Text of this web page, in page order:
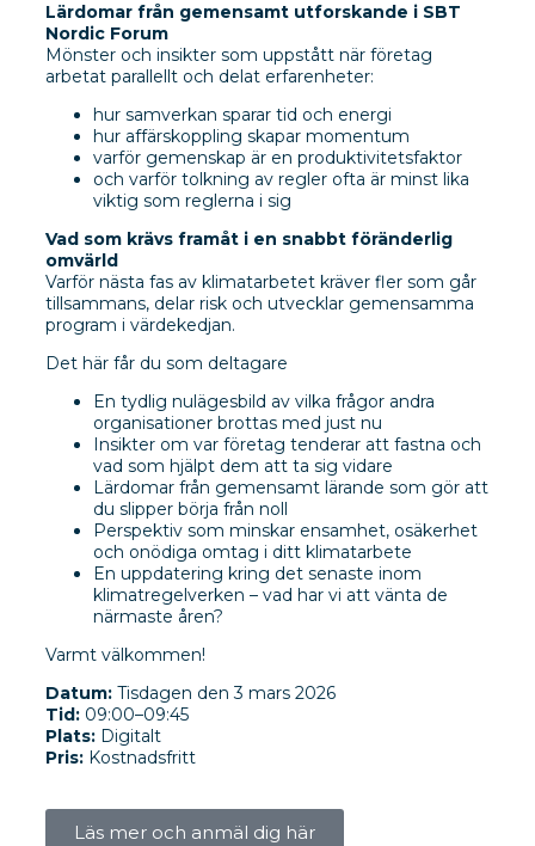
Lärdomar från gemensamt utforskande i SBT
Nordic Forum
Mönster och insikter som uppstått när företag
arbetat parallellt och delat erfarenheter:
hur samverkan sparar tid och energi
hur affärskoppling skapar momentum
varför gemenskap är en produktivitetsfaktor
och varför tolkning av regler ofta är minst lika
viktig som reglerna i sig
Vad som krävs framåt i en snabbt föränderlig
omvärld
Varför nästa fas av klimatarbetet kräver fler som går
tillsammans, delar risk och utvecklar gemensamma
program i värdekedjan.
Det här får du som deltagare
En tydlig nulägesbild av vilka frågor andra
organisationer brottas med just nu
Insikter om var företag tenderar att fastna och
vad som hjälpt dem att ta sig vidare
Lärdomar från gemensamt lärande som gör att
du slipper börja från noll
Perspektiv som minskar ensamhet, osäkerhet
och onödiga omtag i ditt klimatarbete
En uppdatering kring det senaste inom
klimatregelverken – vad har vi att vänta de
närmaste åren?
Varmt välkommen!
Datum: Tisdagen den 3 mars 2026
Tid: 09:00–09:45
Plats: Digitalt
Pris: Kostnadsfritt
Läs mer och anmäl dig här